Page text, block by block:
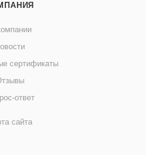
сертификаты
ответ
сайта